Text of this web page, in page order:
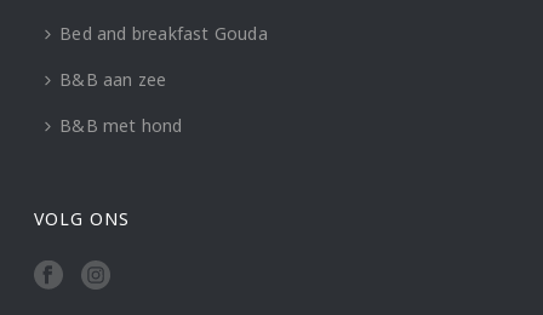
Bed and breakfast Gouda
B&B aan zee
B&B met hond
VOLG ONS